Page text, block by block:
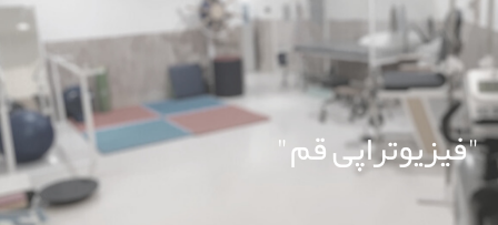
"فیزیوتراپی قم"